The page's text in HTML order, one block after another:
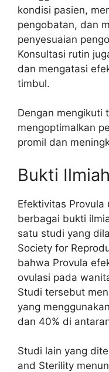
kondisi pasien,
pengobatan, dan
penyesuaian
Konsultasi rutin
dan mengatasi
timbul.
Dengan mengikuti
mengoptimalkan
promil dan
Bukti
Efektivitas
berbagai bukti
satu studi yang
Society for
bahwa Provula
ovulasi pada
Studi tersebut
yang
dan 40% di
Studi lain yang
and Sterility